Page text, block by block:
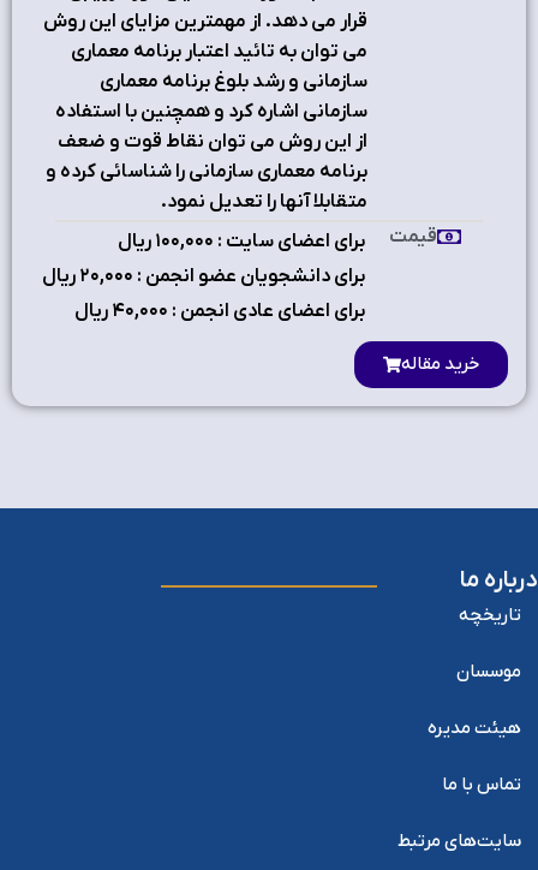
قرار می دهد. از مهمترین مزایاي این روش
می توان به تائید اعتبار برنامه معماري
سازمانی و رشد بلوغ برنامه معماري
سازمانی اشاره کرد و همچنین با استفاده
از این روش می توان نقاط قوت و ضعف
برنامه معماري سازمانی را شناسائی کرده و
متقابلا آنها را تعدیل نمود.
برای اعضای سایت : ۱٠٠,٠٠٠ ریال
برای دانشجویان عضو انجمن : ۲٠,٠٠٠ ریال
برای اعضای عادی انجمن : ۴٠,٠٠٠ ریال
قیمت
خرید مقاله
درباره ما
تاریخچه
موسسان
هیئت مدیره
تماس با ما
سایت‌های مرتبط